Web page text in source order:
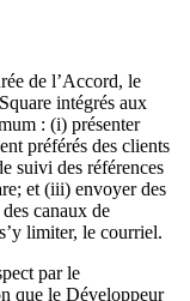
de l’Accord, le
intégrés aux
: (i) présenter
préférés des clients
suivi des références
et (iii) envoyer des
canaux de
limiter, le courriel.
par le
que le Développeur